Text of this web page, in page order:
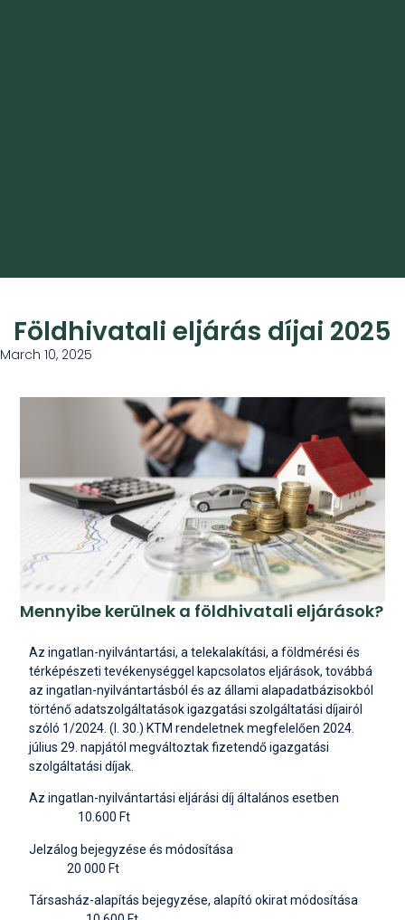
Földhivatali eljárás díjai 2025
March 10, 2025
Mennyibe kerülnek a földhivatali eljárások?
Az ingatlan-nyilvántartási, a telekalakítási, a földmérési és
térképészeti tevékenységgel kapcsolatos eljárások, továbbá
az ingatlan-nyilvántartásból és az állami alapadatbázisokból
történő adatszolgáltatások igazgatási szolgáltatási díjairól
szóló 1/2024. (I. 30.) KTM rendeletnek megfelelően 2024.
július 29. napjától megváltoztak fizetendő igazgatási
szolgáltatási díjak.
Az ingatlan-nyilvántartási eljárási díj általános esetben
10.600 Ft
Jelzálog bejegyzése és módosítása
20 000 Ft
Társasház-alapítás bejegyzése, alapító okirat módosítása